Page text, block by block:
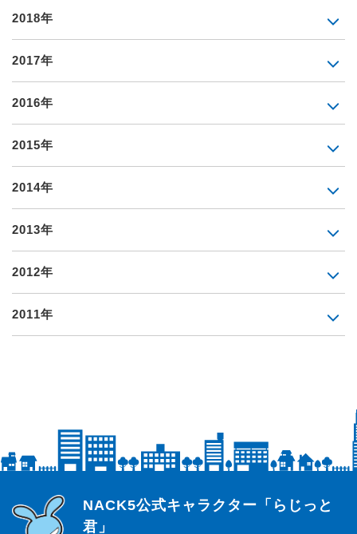
2018年
2017年
2016年
2015年
2014年
2013年
2012年
2011年
らじっと君
NACK5公式キャラクター「らじっと
君」